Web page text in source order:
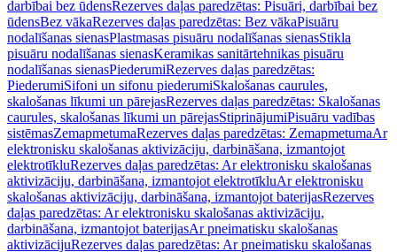
darbībai bez ūdensRezerves daļas paredzētas: Pisuāri, darbībai bez
ūdensBez vākaRezerves daļas paredzētas: Bez vākaPisuāru
nodalīšanas sienasPlastmasas pisuāru nodalīšanas sienasStikla
pisuāru nodalīšanas sienasKeramikas sanitārtehnikas pisuāru
nodalīšanas sienasPiederumiRezerves daļas paredzētas:
PiederumiSifoni un sifonu piederumiSkalošanas caurules,
skalošanas līkumi un pārejasRezerves daļas paredzētas: Skalošanas
caurules, skalošanas līkumi un pārejasStiprinājumiPisuāru vadības
sistēmasZemapmetumaRezerves daļas paredzētas: ZemapmetumaAr
elektronisku skalošanas aktivizāciju, darbināšana, izmantojot
elektrotīkluRezerves daļas paredzētas: Ar elektronisku skalošanas
aktivizāciju, darbināšana, izmantojot elektrotīkluAr elektronisku
skalošanas aktivizāciju, darbināšana, izmantojot baterijasRezerves
daļas paredzētas: Ar elektronisku skalošanas aktivizāciju,
darbināšana, izmantojot baterijasAr pneimatisku skalošanas
aktivizācijuRezerves daļas paredzētas: Ar pneimatisku skalošanas